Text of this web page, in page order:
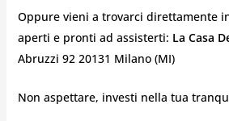
Oppure vieni a trovarci direttamente
aperti e pronti ad assisterti: La Casa
Abruzzi 92 20131 Milano (MI)
Non aspettare, investi nella tua